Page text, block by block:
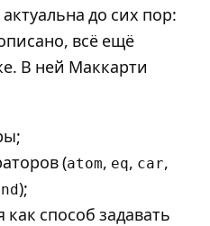
до сих пор:
всё ещё
В ней Маккарти
(atom, eq, car,
);
способ задавать